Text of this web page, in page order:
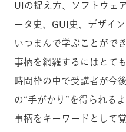
UIの捉え方、ソフトウェ
ータ史、GUI史、デザイ
いつまんで学ぶことがで
事柄を網羅するにはとて
時間枠の中で受講者が今
の“手がかり”を得られる
事柄をキーワードとして